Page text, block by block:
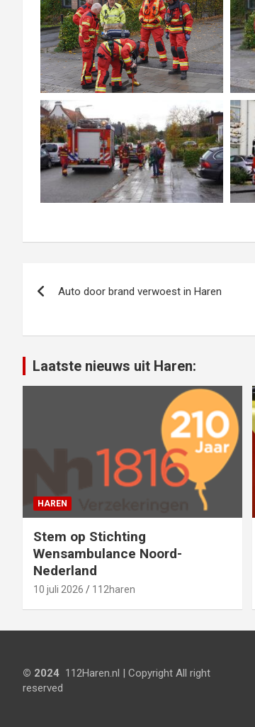
navigatie
Auto door brand verwoest in Haren
Laatste nieuws uit Haren:
HAREN
Stem op Stichting
Wensambulance Noord-
Nederland
10 juli 2026 112haren
© 2024 112Haren.nl | Copyright All right
reserved